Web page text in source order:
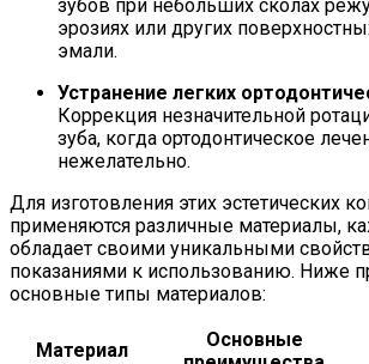
зубов при небольших сколах
эрозиях или других
эмали.
Устранение легких
Коррекция незначительной
зуба, когда ортодонтическое
нежелательно.
Для изготовления этих эстетических
применяются различные материалы,
обладает своими уникальными
показаниями к использованию. Ниже
основные типы материалов:
Материал
Основные